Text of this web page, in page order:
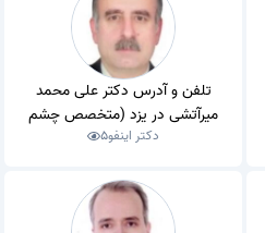
تلفن و آدرس دکتر علی محمد
میرآتشی در یزد (متخصص چشم
پزشکی)
دکتر اینفو5